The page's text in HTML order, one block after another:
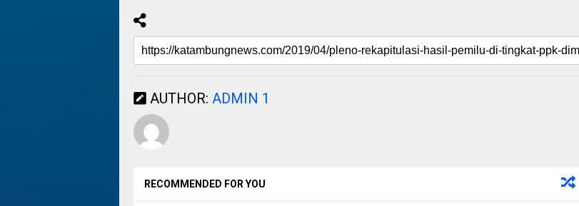
AUTHOR: ADMIN 1
RECOMMENDED FOR YOU